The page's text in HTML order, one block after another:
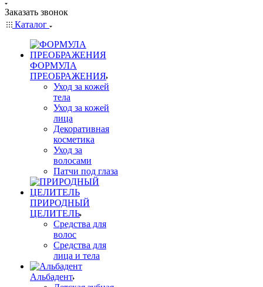
Заказать звонок
Каталог
ФОРМУЛА
ПРЕОБРАЖЕНИЯ
Уход за кожей
тела
Уход за кожей
лица
Декоративная
косметика
Уход за
волосами
Патчи под глаза
ПРИРОДНЫЙ
ЦЕЛИТЕЛЬ
Средства для
волос
Средства для
лица и тела
Альбадент